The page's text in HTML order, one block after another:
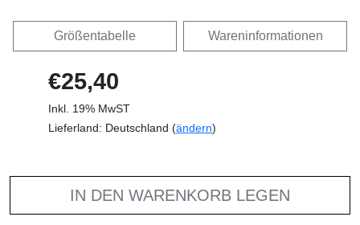
Größentabelle Wareninformationen
€25,40
Inkl. 19% MwST
Lieferland: Deutschland (ändern)
IN DEN WARENKORB LEGEN